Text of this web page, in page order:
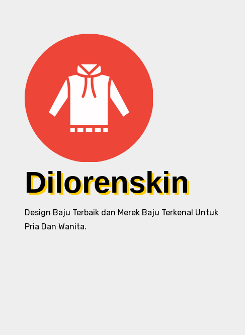
Dilorenskin
Design Baju Terbaik dan Merek Baju Terkenal Untuk
Pria Dan Wanita.